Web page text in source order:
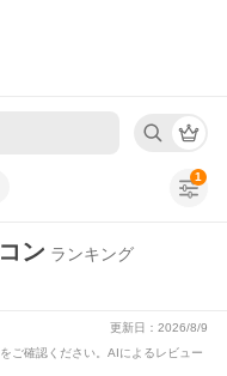
1
ン ランキング
更新日：2026/8/9
ご確認ください。 AIによるレビュー